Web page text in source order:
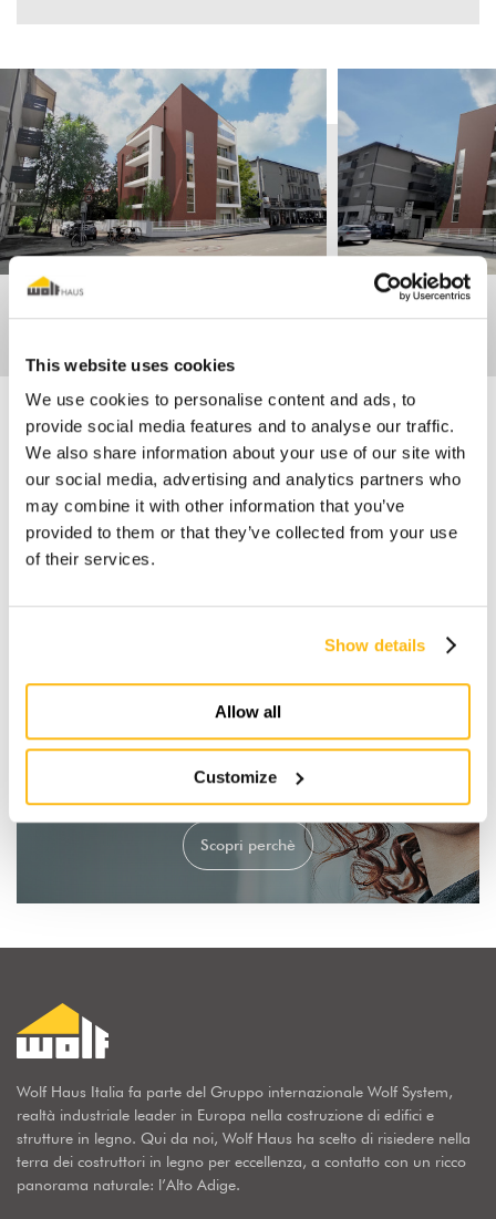
This website uses cookies
We use cookies to personalise content and ads, to
provide social media features and to analyse our traffic.
We also share information about your use of our site with
our social media, advertising and analytics partners who
may combine it with other information that you’ve
provided to them or that they’ve collected from your use
of their services.
Show details
Allow all
Customize
Ti potrebbe interessare
Partners Proposte immobiliari
Io sogno una casa in legno
Scopri perchè
Wolf Haus Italia fa parte del Gruppo internazionale Wolf System,
realtà industriale leader in Europa nella costruzione di edifici e
strutture in legno. Qui da noi, Wolf Haus ha scelto di risiedere nella
terra dei costruttori in legno per eccellenza, a contatto con un ricco
panorama naturale: l’Alto Adige.